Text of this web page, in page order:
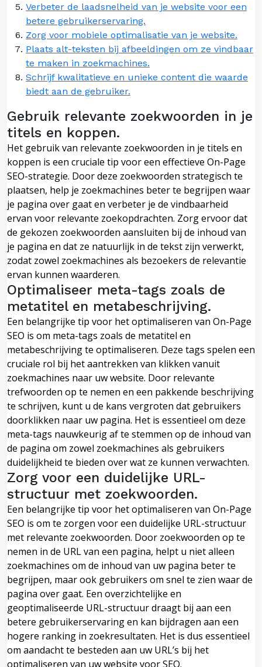
Verbeter de laadsnelheid van je website voor een
betere gebruikerservaring.
Zorg voor mobiele optimalisatie van je website.
Plaats alt-teksten bij afbeeldingen om ze vindbaar
te maken in zoekmachines.
Schrijf kwalitatieve en unieke content die waarde
biedt aan de gebruiker.
Gebruik relevante zoekwoorden in je
titels en koppen.
Het gebruik van relevante zoekwoorden in je titels en
koppen is een cruciale tip voor een effectieve On-Page
SEO-strategie. Door deze zoekwoorden strategisch te
plaatsen, help je zoekmachines beter te begrijpen waar
je pagina over gaat en verbeter je de vindbaarheid
ervan voor relevante zoekopdrachten. Zorg ervoor dat
de gekozen zoekwoorden aansluiten bij de inhoud van
je pagina en dat ze natuurlijk in de tekst zijn verwerkt,
zodat zowel zoekmachines als bezoekers de relevantie
ervan kunnen waarderen.
Optimaliseer meta-tags zoals de
metatitel en metabeschrijving.
Een belangrijke tip voor het optimaliseren van On-Page
SEO is om meta-tags zoals de metatitel en
metabeschrijving te optimaliseren. Deze tags spelen een
cruciale rol bij het aantrekken van klikken vanuit
zoekmachines naar uw website. Door relevante
trefwoorden op te nemen en een pakkende beschrijving
te schrijven, kunt u de kans vergroten dat gebruikers
doorklikken naar uw pagina. Het is essentieel om deze
meta-tags nauwkeurig af te stemmen op de inhoud van
de pagina om zowel zoekmachines als gebruikers
duidelijkheid te bieden over wat ze kunnen verwachten.
Zorg voor een duidelijke URL-
structuur met zoekwoorden.
Een belangrijke tip voor het optimaliseren van On-Page
SEO is om te zorgen voor een duidelijke URL-structuur
met relevante zoekwoorden. Door zoekwoorden op te
nemen in de URL van een pagina, helpt u niet alleen
zoekmachines om de inhoud van uw pagina beter te
begrijpen, maar ook gebruikers om snel te zien waar de
pagina over gaat. Een overzichtelijke en
geoptimaliseerde URL-structuur draagt bij aan een
betere gebruikerservaring en kan bijdragen aan een
hogere ranking in zoekresultaten. Het is dus essentieel
om aandacht te besteden aan uw URL’s bij het
optimaliseren van uw website voor SEO.